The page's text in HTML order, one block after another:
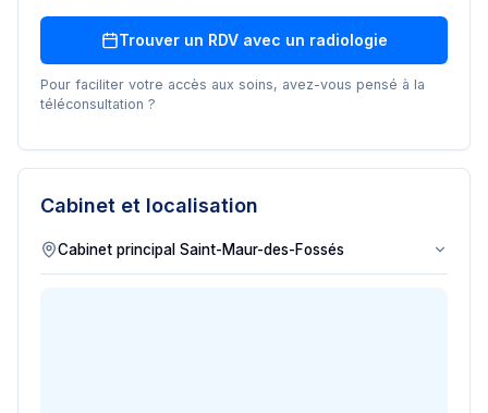
Trouver un RDV avec un radiologie
Pour faciliter votre accès aux soins, avez-vous pensé à la
téléconsultation ?
Cabinet et localisation